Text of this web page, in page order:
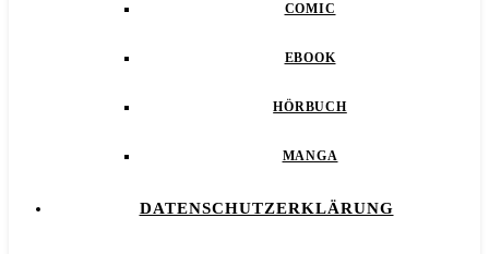
COMIC
EBOOK
HÖRBUCH
MANGA
DATENSCHUTZERKLÄRUNG